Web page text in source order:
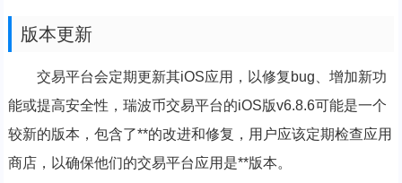
版本更新
交易平台会定期更新其iOS应用，以修复bug、增加新功
能或提高安全性，瑞波币交易平台的iOS版v6.8.6可能是一个
较新的版本，包含了**的改进和修复，用户应该定期检查应用
商店，以确保他们的交易平台应用是**版本。